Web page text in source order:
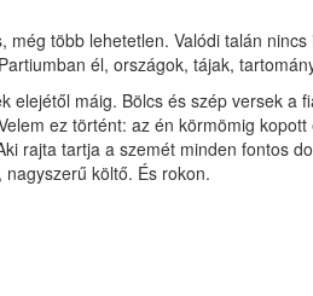
több lehetetlen. Valódi talán
él, országok, tájak,
máig. Bölcs és szép versek
ez történt: az én körmömig
rajta tartja a szemét minden fontos
költő. És rokon.